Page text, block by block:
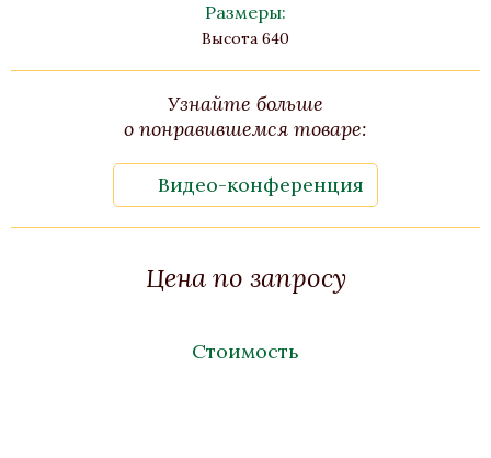
Размеры:
Высота 640
Узнайте больше
о понравившемся товаре:
Видео-конференция
Цена по запросу
Стоимость